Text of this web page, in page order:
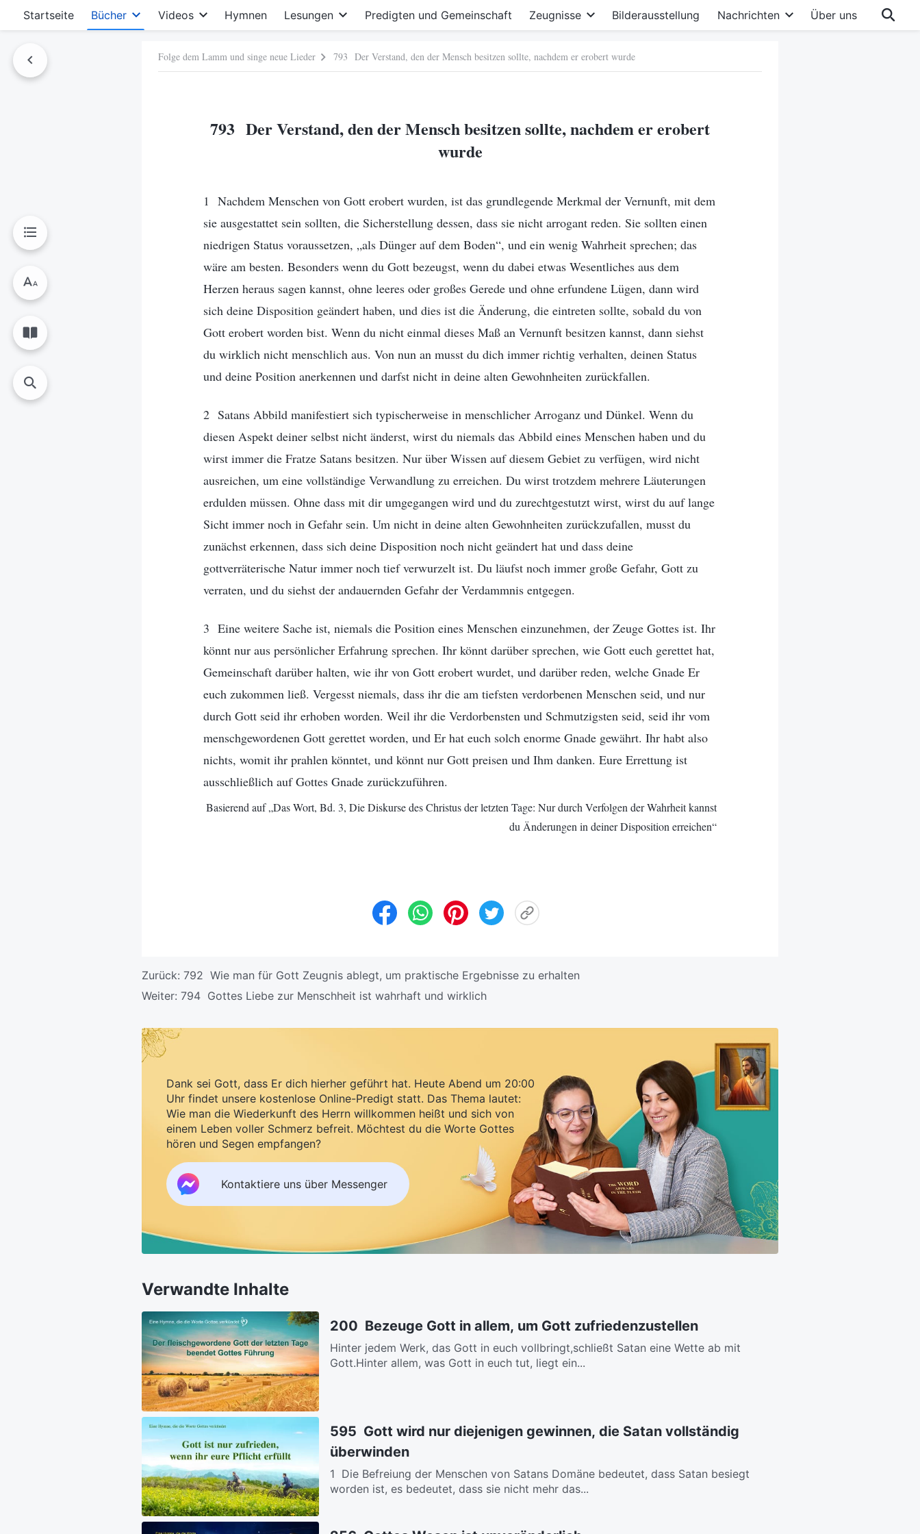
Startseite Bücher Videos Hymnen Lesungen Predigten und Gemeinschaft Zeugnisse Bilderausstellung Nachrichten Über uns
Folge dem Lamm und singe neue Lieder 793 Der Verstand, den der Mensch besitzen sollte, nachdem er erobert wurde
793 Der Verstand, den der Mensch besitzen sollte, nachdem er erobert
wurde
1 Nachdem Menschen von Gott erobert wurden, ist das grundlegende Merkmal der Vernunft, mit dem
sie ausgestattet sein sollten, die Sicherstellung dessen, dass sie nicht arrogant reden. Sie sollten einen
niedrigen Status voraussetzen, „als Dünger auf dem Boden“, und ein wenig Wahrheit sprechen; das
wäre am besten. Besonders wenn du Gott bezeugst, wenn du dabei etwas Wesentliches aus dem
Herzen heraus sagen kannst, ohne leeres oder großes Gerede und ohne erfundene Lügen, dann wird
sich deine Disposition geändert haben, und dies ist die Änderung, die eintreten sollte, sobald du von
Gott erobert worden bist. Wenn du nicht einmal dieses Maß an Vernunft besitzen kannst, dann siehst
du wirklich nicht menschlich aus. Von nun an musst du dich immer richtig verhalten, deinen Status
und deine Position anerkennen und darfst nicht in deine alten Gewohnheiten zurückfallen.
2 Satans Abbild manifestiert sich typischerweise in menschlicher Arroganz und Dünkel. Wenn du
diesen Aspekt deiner selbst nicht änderst, wirst du niemals das Abbild eines Menschen haben und du
wirst immer die Fratze Satans besitzen. Nur über Wissen auf diesem Gebiet zu verfügen, wird nicht
ausreichen, um eine vollständige Verwandlung zu erreichen. Du wirst trotzdem mehrere Läuterungen
erdulden müssen. Ohne dass mit dir umgegangen wird und du zurechtgestutzt wirst, wirst du auf lange
Sicht immer noch in Gefahr sein. Um nicht in deine alten Gewohnheiten zurückzufallen, musst du
zunächst erkennen, dass sich deine Disposition noch nicht geändert hat und dass deine
gottverräterische Natur immer noch tief verwurzelt ist. Du läufst noch immer große Gefahr, Gott zu
verraten, und du siehst der andauernden Gefahr der Verdammnis entgegen.
3 Eine weitere Sache ist, niemals die Position eines Menschen einzunehmen, der Zeuge Gottes ist. Ihr
könnt nur aus persönlicher Erfahrung sprechen. Ihr könnt darüber sprechen, wie Gott euch gerettet hat,
Gemeinschaft darüber halten, wie ihr von Gott erobert wurdet, und darüber reden, welche Gnade Er
euch zukommen ließ. Vergesst niemals, dass ihr die am tiefsten verdorbenen Menschen seid, und nur
durch Gott seid ihr erhoben worden. Weil ihr die Verdorbensten und Schmutzigsten seid, seid ihr vom
menschgewordenen Gott gerettet worden, und Er hat euch solch enorme Gnade gewährt. Ihr habt also
nichts, womit ihr prahlen könntet, und könnt nur Gott preisen und Ihm danken. Eure Errettung ist
ausschließlich auf Gottes Gnade zurückzuführen.
Basierend auf „Das Wort, Bd. 3, Die Diskurse des Christus der letzten Tage: Nur durch Verfolgen der Wahrheit kannst
du Änderungen in deiner Disposition erreichen“
Zurück: 792 Wie man für Gott Zeugnis ablegt, um praktische Ergebnisse zu erhalten
Weiter: 794 Gottes Liebe zur Menschheit ist wahrhaft und wirklich
Dank sei Gott, dass Er dich hierher geführt hat. Heute Abend um 20:00
Uhr findet unsere kostenlose Online-Predigt statt. Das Thema lautet:
Wie man die Wiederkunft des Herrn willkommen heißt und sich von
einem Leben voller Schmerz befreit. Möchtest du die Worte Gottes
hören und Segen empfangen?
Kontaktiere uns über Messenger
Verwandte Inhalte
200 Bezeuge Gott in allem, um Gott zufriedenzustellen
Hinter jedem Werk, das Gott in euch vollbringt,schließt Satan eine Wette ab mit
Gott.Hinter allem, was Gott in euch tut, liegt ein...
595 Gott wird nur diejenigen gewinnen, die Satan vollständig
überwinden
1 Die Befreiung der Menschen von Satans Domäne bedeutet, dass Satan besiegt
worden ist, es bedeutet, dass sie nicht mehr das...